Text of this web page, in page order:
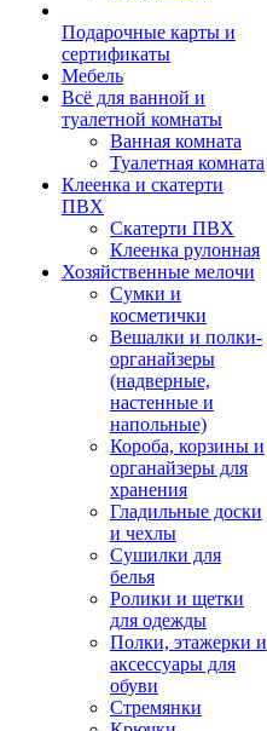
Подарочные карты и
сертификаты
Мебель
Всё для ванной и
туалетной комнаты
Ванная комната
Туалетная комната
Клеенка и скатерти
ПВХ
Скатерти ПВХ
Клеенка рулонная
Хозяйственные мелочи
Сумки и
косметички
Вешалки и полки-
органайзеры
(надверные,
настенные и
напольные)
Короба, корзины и
органайзеры для
хранения
Гладильные доски
и чехлы
Сушилки для
белья
Ролики и щетки
для одежды
Полки, этажерки и
аксессуары для
обуви
Стремянки